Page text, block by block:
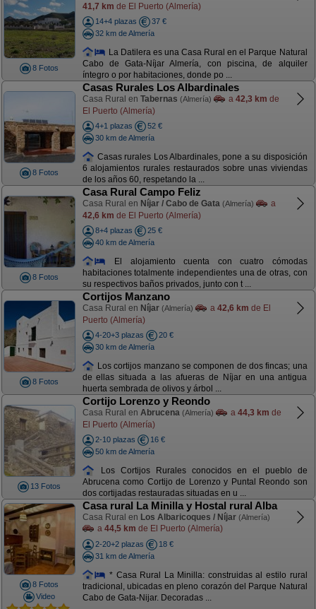
8 Fotos
41,7 km de El Puerto (Almería)
14+4 plazas
37 €
32 km de Almería
La Datilera es una Casa Rural en el Parque Natural
Cabo de Gata-Níjar Almería, con piscina, de alquiler
íntegro o por habitaciones, donde po ...
8 Fotos
Casas Rurales Los Albardinales
Casa Rural en Tabernas (Almería) a 42,3 km de
El Puerto (Almería)
4+1 plazas
52 €
30 km de Almería
Casas rurales Los Albardinales, pone a su disposición
6 alojamientos rurales restaurados sobre unas viviendas
de los años 60, respetando la ...
8 Fotos
Casa Rural Campo Feliz
Casa Rural en Níjar / Cabo de Gata (Almería)
a
42,6 km de El Puerto (Almería)
8+4 plazas
25 €
40 km de Almería
El alojamiento cuenta con cuatro cómodas
habitaciones totalmente independientes una de otras, con
su respectivos baños privados, junto con t ...
8 Fotos
Cortijos Manzano
Casa Rural en Níjar (Almería) a 42,6 km de El
Puerto (Almería)
4-20+3 plazas
20 €
30 km de Almería
Los cortijos manzano se componen de dos fincas; una
de ellas situada a las afueras de Níjar en una antigua
huerta sembrada de olivos y árbol ...
13 Fotos
Cortijo Lorenzo y Reondo
Casa Rural en Abrucena (Almería) a 44,3 km de
El Puerto (Almería)
2-10 plazas
16 €
50 km de Almería
Los Cortijos Rurales conocidos en el pueblo de
Abrucena como Cortijo de Lorenzo y Puntal Reondo son
dos cortijadas restauradas situadas en u ...
8 Fotos
Video
Casa rural La Minilla y Hostal rural Alba
Casa Rural en Los Albaricoques / Níjar (Almería)
a 44,5 km de El Puerto (Almería)
2-20+2 plazas
18 €
31 km de Almería
* Casa Rural La Minilla: construidas al estilo rural
tradicional, ubicadas en pleno corazón del Parque Natural
Cabo de Gata-Nijar. Decoradas ...